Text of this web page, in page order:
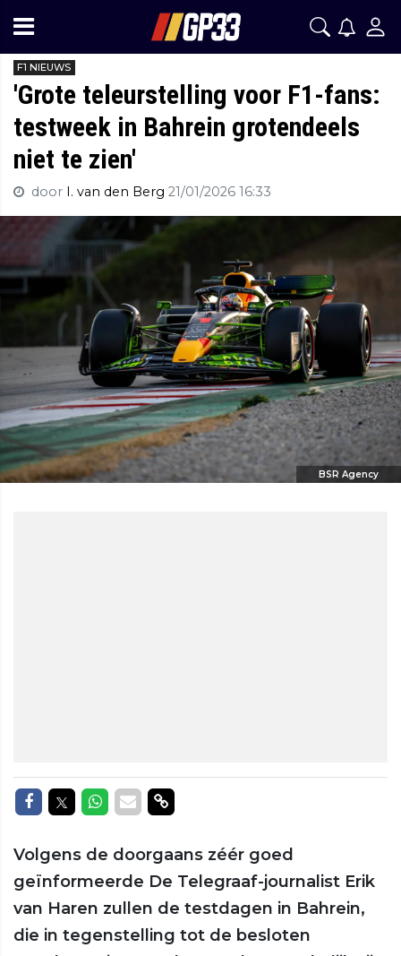
F1 NIEUWS
'Grote teleurstelling voor F1-fans:
testweek in Bahrein grotendeels
niet te zien'
door I. van den Berg 21/01/2026 16:33
BSR Agency
Delen op Facebook
Delen op Twitter
Delen op Whatsapp
Delen via Mail
Delen via link
Volgens de doorgaans zéér goed
geïnformeerde De Telegraaf-journalist Erik
van Haren zullen de testdagen in Bahrein,
die in tegenstelling tot de besloten